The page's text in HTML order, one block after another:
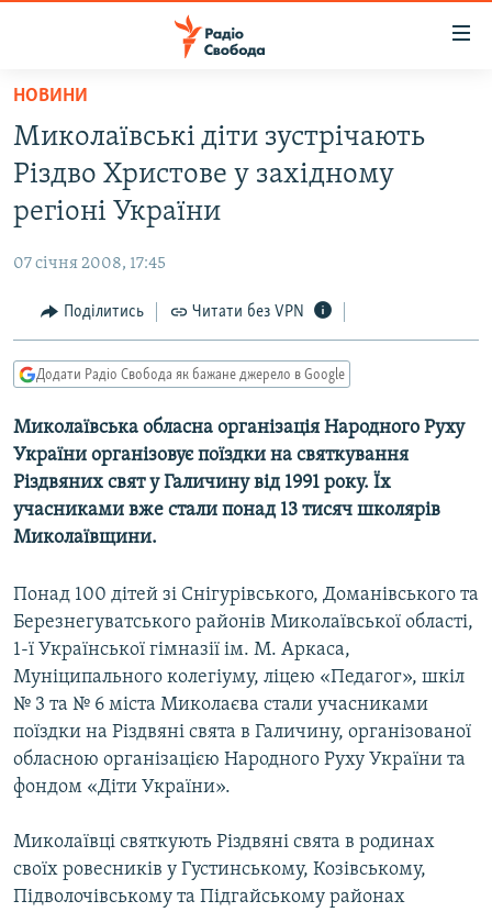
Перейти
основного
матеріалу
Перейти
до
основної
Перейти
до
пошуку
СТАТТІ
СУСПІЛЬСТВО
УКРАЇНА
СВІТ
РОСІЙСЬКА «ФІЛЬТРАЦІЯ»
ДОНБАС.РЕАЛІЇ
ТИ ЯК?
СХЕМИ
КИТАЙ.ВИКЛИКИ
МУЛЬТИМЕДІА
СПЕЦПРОЄКТИ
ПОДКАСТИ
КРИМ РЕАЛІЇ
РУС
УКР
КТАТ
НОВИНИ
Миколаївські діти зустрічають
Різдво Христове у західному
регіоні України
07 січня 2008, 17:45
Поділитись Читати без VPN
Додати Радіо Свобода як бажане джерело в Google
Миколаївська обласна організація Народного Руху
України організовує поїздки на святкування
Різдвяних свят у Галичину від 1991 року. Їх
учасниками вже стали понад 13 тисяч школярів
Миколаївщини.
Понад 100 дітей зі Снігурівського, Доманівського та
Березнегуватського районів Миколаївської області,
1-ї Української гімназії ім. М. Аркаса,
Муніципального колегіуму, ліцею «Педагог», шкіл
№ 3 та № 6 міста Миколаєва стали учасниками
поїздки на Різдвяні свята в Галичину, організованої
обласною організацією Народного Руху України та
фондом «Діти України».
Миколаївці святкують Різдвяні свята в родинах
своїх ровесників у Густинському, Козівському,
Підволочівському та Підгайському районах